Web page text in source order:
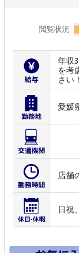
閲覧状況
年収
を考
さい！
愛媛
店舗
日祝